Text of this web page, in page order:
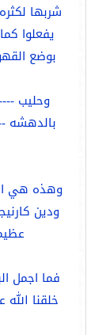
شربها
يفعلوا
بوضع
وحليب
بالدهشه
وهذه هي
ودين
فما اجمل
خلقنا